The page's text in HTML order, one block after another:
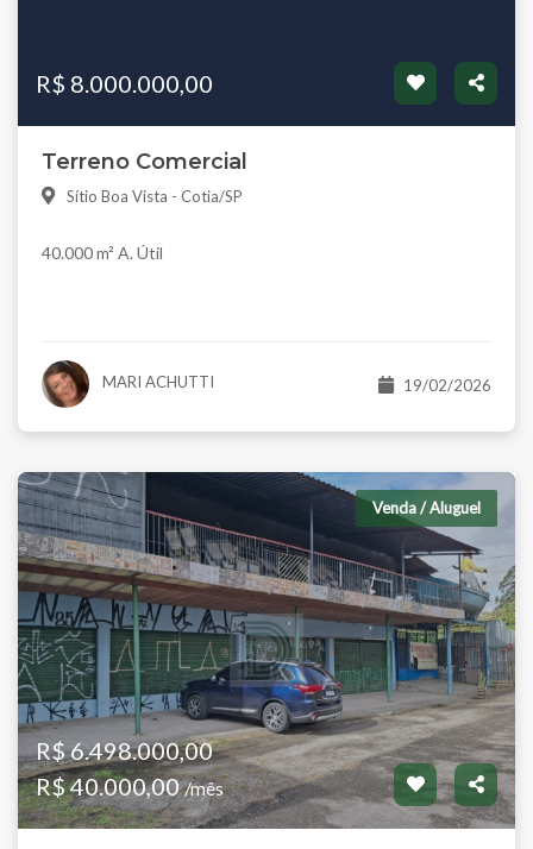
R$ 8.000.000,00
Terreno Comercial
Sítio Boa Vista - Cotia/SP
40.000 m² A. Útil
MARI ACHUTTI 19/02/2026
Venda / Aluguel
R$ 6.498.000,00
R$ 40.000,00/mês